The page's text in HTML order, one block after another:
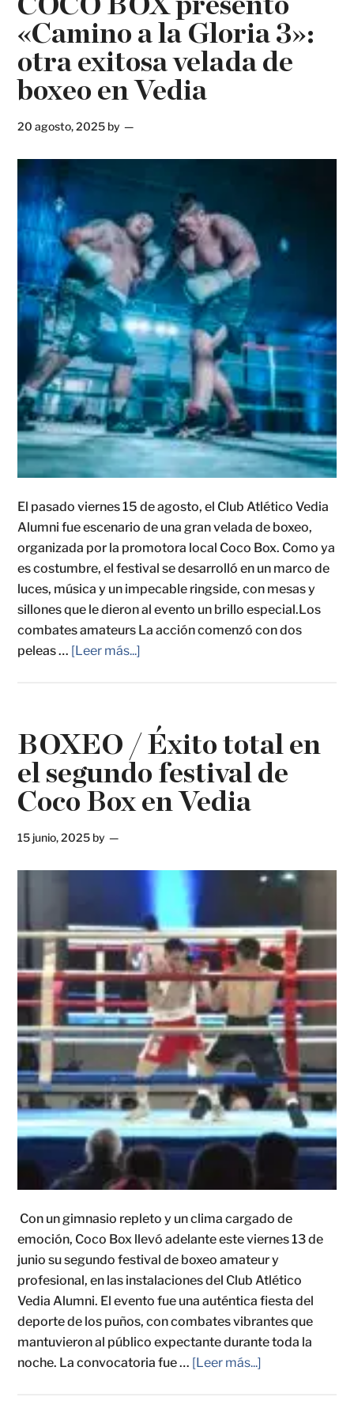
COCO BOX presentó
«Camino a la Gloria 3»:
otra exitosa velada de
boxeo en Vedia
20 agosto, 2025 by
El pasado viernes 15 de agosto, el Club Atlético Vedia
Alumni fue escenario de una gran velada de boxeo,
organizada por la promotora local Coco Box. Como ya
es costumbre, el festival se desarrolló en un marco de
luces, música y un impecable ringside, con mesas y
sillones que le dieron al evento un brillo especial.Los
combates amateurs La acción comenzó con dos
peleas … [Leer más...]
BOXEO / Éxito total en
el segundo festival de
Coco Box en Vedia
15 junio, 2025 by
Con un gimnasio repleto y un clima cargado de
emoción, Coco Box llevó adelante este viernes 13 de
junio su segundo festival de boxeo amateur y
profesional, en las instalaciones del Club Atlético
Vedia Alumni. El evento fue una auténtica fiesta del
deporte de los puños, con combates vibrantes que
mantuvieron al público expectante durante toda la
noche. La convocatoria fue … [Leer más...]